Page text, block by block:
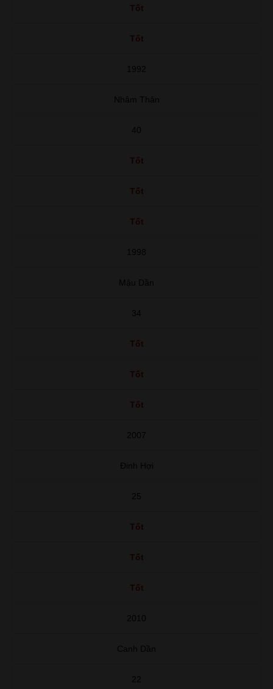
Tốt
Tốt
1992
Nhâm Thân
40
Tốt
Tốt
Tốt
1998
Mậu Dần
34
Tốt
Tốt
Tốt
2007
Đinh Hợi
25
Tốt
Tốt
Tốt
2010
Canh Dần
22